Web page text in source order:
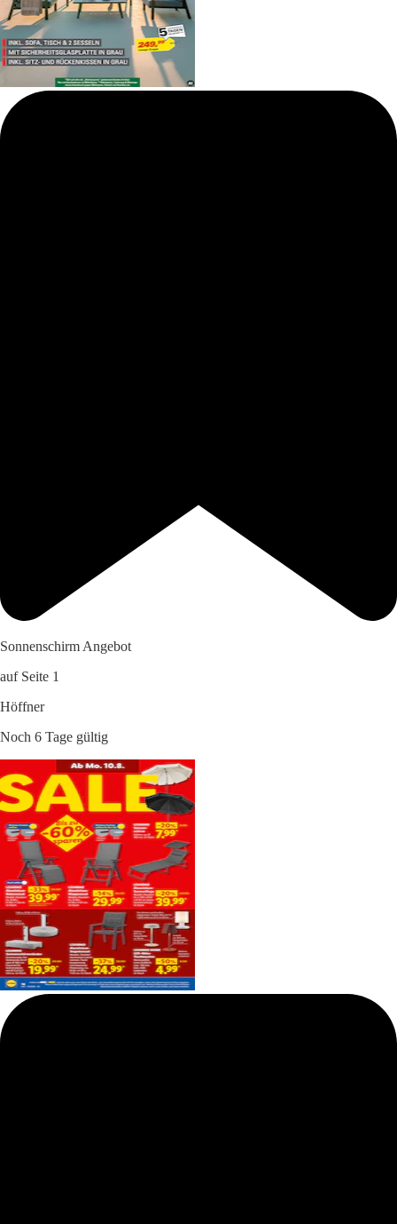
Sonnenschirm Angebot
auf Seite 1
Höffner
Noch 6 Tage gültig